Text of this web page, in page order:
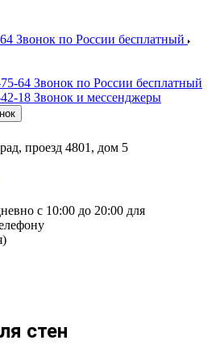
Звонок по России бесплатный
64 Звонок по России бесплатный
18 Звонок и мессенджеры
проезд 4801, дом 5
с 10:00 до 20:00 для
стен